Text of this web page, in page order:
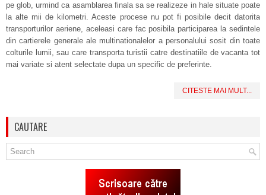
pe glob, urmind ca asamblarea finala sa se realizeze in hale situate poate
la alte mii de kilometri. Aceste procese nu pot fi posibile decit datorita
transporturilor aeriene, aceleasi care fac posibila participarea la sedintele
din cartierele generale ale multinationalelor a personalului sosit din toate
colturile lumii, sau care transporta turistii catre destinatiile de vacanta tot
mai variate si atent selectate dupa un specific de preferinte.
CITESTE MAI MULT...
CAUTARE